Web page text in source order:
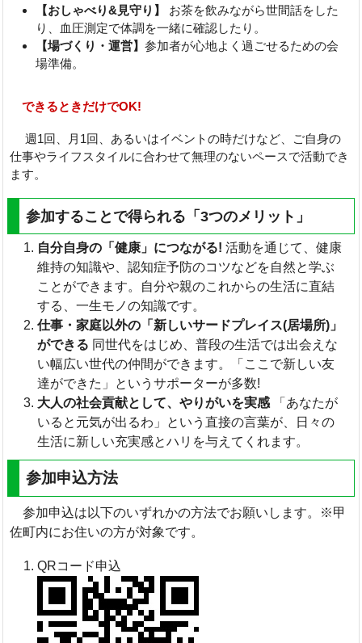
【おしゃべり&見守り】
お茶を飲みながら世間話をした
り、血圧測定で体調を一緒に確認したり。
【場づくり・運営】参加者が心地よく過ごせるための会
場準備。
できるときだけでOK!
週1回、月1回、あるいはイベントの時だけなど、ご自身の
仕事やライフスタイルに合わせて無理のないペースで活動でき
ます。
参加することで得られる「3つのメリット」
自分自身の「健康」につながる! 活動を通じて、健康
維持の知識や、認知症予防のコツなどを自然と学ぶ
ことができます。自分や親のこれからの生活に直結
する、一生モノの知識です。
仕事・家庭以外の「新しいサードプレイス(居場所)」
ができる 同世代をはじめ、普段の生活では出会えな
い幅広い世代の仲間ができます。「ここで新しい友
達ができた」というサポーターが多数!
大人の社会貢献として、やりがいを実感 「あなたが
いると元気が出るわ」という直接の言葉が、日々の
生活に新しい充実感とハリを与えてくれます。
参加申込方法
参加申込は以下のいずれかの方法でお願いします。※甲
佐町内にお住いの方が対象です。
QRコード申込